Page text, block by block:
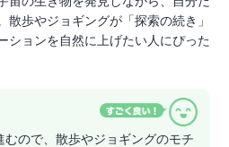
散歩やジョギングが「探索の続き」
ションを自然に上げたい人にぴった
ので、散歩やジョギングのモチ